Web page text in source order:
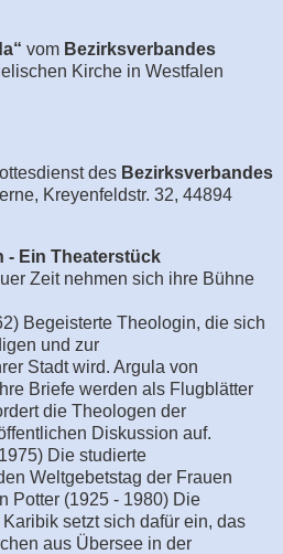
vom Bezirksverbandes
Kirche in Westfalen
des Bezirksverbandes
Kreyenfeldstr. 32, 44894
- Ein Theaterstück
Zeit nehmen sich ihre Bühne
Begeisterte Theologin, die sich
und zur
Stadt wird. Argula von
Briefe werden als Flugblätter
die Theologen der
Diskussion auf.
Die studierte
Weltgebetstag der Frauen
Potter (1925 - 1980) Die
setzt sich dafür ein, das
aus Übersee in der